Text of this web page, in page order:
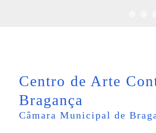
Centro de Arte
Bragança
Câmara Municipal de